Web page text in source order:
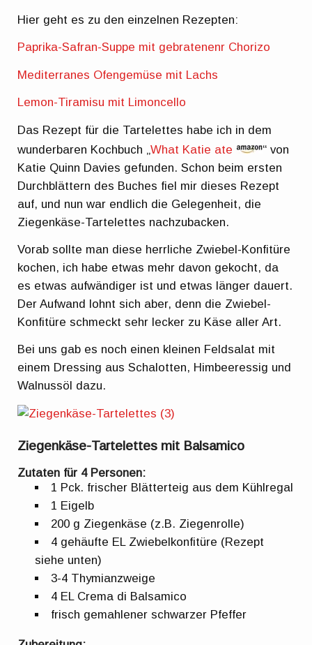
Hier geht es zu den einzelnen Rezepten:
Paprika-Safran-Suppe mit gebratenenr Chorizo
Mediterranes Ofengemüse mit Lachs
Lemon-Tiramisu mit Limoncello
Das Rezept für die Tartelettes habe ich in dem
wunderbaren Kochbuch „What Katie ate
“ von
Katie Quinn Davies gefunden. Schon beim ersten
Durchblättern des Buches fiel mir dieses Rezept
auf, und nun war endlich die Gelegenheit, die
Ziegenkäse-Tartelettes nachzubacken.
Vorab sollte man diese herrliche Zwiebel-Konfitüre
kochen, ich habe etwas mehr davon gekocht, da
es etwas aufwändiger ist und etwas länger dauert.
Der Aufwand lohnt sich aber, denn die Zwiebel-
Konfitüre schmeckt sehr lecker zu Käse aller Art.
Bei uns gab es noch einen kleinen Feldsalat mit
einem Dressing aus Schalotten, Himbeeressig und
Walnussöl dazu.
Ziegenkäse-Tartelettes mit Balsamico
Zutaten für 4 Personen:
1 Pck. frischer Blätterteig aus dem Kühlregal
1 Eigelb
200 g Ziegenkäse (z.B. Ziegenrolle)
4 gehäufte EL Zwiebelkonfitüre (Rezept
siehe unten)
3-4 Thymianzweige
4 EL Crema di Balsamico
frisch gemahlener schwarzer Pfeffer